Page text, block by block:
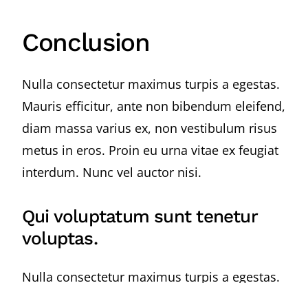
Conclusion
Nulla consectetur maximus turpis a egestas.
Mauris efficitur, ante non bibendum eleifend,
diam massa varius ex, non vestibulum risus
metus in eros. Proin eu urna vitae ex feugiat
interdum. Nunc vel auctor nisi.
Qui voluptatum sunt tenetur
voluptas.
Nulla consectetur maximus turpis a egestas.